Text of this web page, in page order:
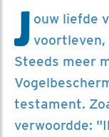
J ouw liefde
voortleven,
Steeds meer
testament.
verwoordde: